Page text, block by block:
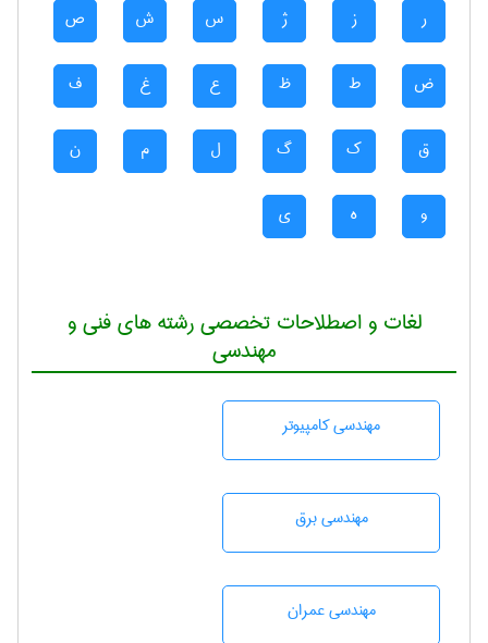
ر ز ژ س ش ص
ض ط ظ ع غ ف
ق ک گ ل م ن
و ه ی
لغات و اصطلاحات تخصصی رشته های فنی و
مهندسی
مهندسی كامپيوتر
مهندسی برق
مهندسی عمران